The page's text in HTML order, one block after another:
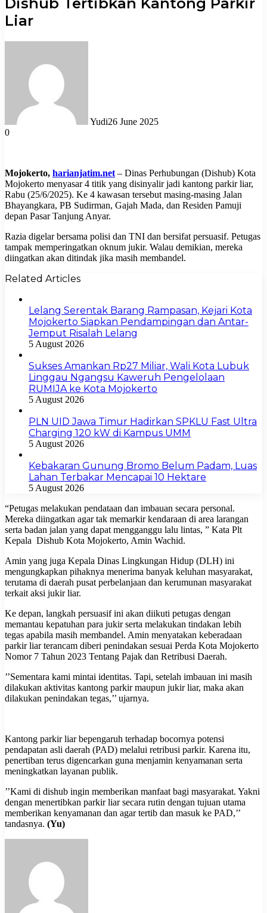
Liar
Yudi26 June 2025
0
Mojokerto, harianjatim.net – Dinas Perhubungan (Dishub) Kota
Mojokerto menyasar 4 titik yang disinyalir jadi kantong parkir liar,
Rabu (25/6/2025). Ke 4 kawasan tersebut masing-masing Jalan
Bhayangkara, PB Sudirman, Gajah Mada, dan Residen Pamuji
depan Pasar Tanjung Anyar.
Razia digelar bersama polisi dan TNI dan bersifat persuasif. Petugas
tampak memperingatkan oknum jukir. Walau demikian, mereka
diingatkan akan ditindak jika masih membandel.
Related Articles
Lelang Serentak Barang Rampasan, Kejari Kota
Mojokerto Siapkan Pendampingan dan Antar-
Jemput Risalah Lelang
5 August 2026
Sukses Amankan Rp27 Miliar, Wali Kota Lubuk
Linggau Ngangsu Kaweruh Pengelolaan
RUMIJA ke Kota Mojokerto
5 August 2026
PLN UID Jawa Timur Hadirkan SPKLU Fast Ultra
Charging 120 kW di Kampus UMM
5 August 2026
Kebakaran Gunung Bromo Belum Padam, Luas
Lahan Terbakar Mencapai 10 Hektare
5 August 2026
“Petugas melakukan pendataan dan imbauan secara personal.
Mereka diingatkan agar tak memarkir kendaraan di area larangan
serta badan jalan yang dapat mengganggu lalu lintas, ” Kata Plt
Kepala Dishub Kota Mojokerto, Amin Wachid.
Amin yang juga Kepala Dinas Lingkungan Hidup (DLH) ini
mengungkapkan pihaknya menerima banyak keluhan masyarakat,
terutama di daerah pusat perbelanjaan dan kerumunan masyarakat
terkait aksi jukir liar.
Ke depan, langkah persuasif ini akan diikuti petugas dengan
memantau kepatuhan para jukir serta melakukan tindakan lebih
tegas apabila masih membandel. Amin menyatakan keberadaan
parkir liar terancam diberi penindakan sesuai Perda Kota Mojokerto
Nomor 7 Tahun 2023 Tentang Pajak dan Retribusi Daerah.
’’Sementara kami mintai identitas. Tapi, setelah imbauan ini masih
dilakukan aktivitas kantong parkir maupun jukir liar, maka akan
dilakukan penindakan tegas,’’ ujarnya.
Kantong parkir liar bepengaruh terhadap bocornya potensi
pendapatan asli daerah (PAD) melalui retribusi parkir. Karena itu,
penertiban terus digencarkan guna menjamin kenyamanan serta
meningkatkan layanan publik.
’’Kami di dishub ingin memberikan manfaat bagi masyarakat. Yakni
dengan menertibkan parkir liar secara rutin dengan tujuan utama
memberikan kenyamanan dan agar tertib dan masuk ke PAD,’’
tandasnya. (Yu)